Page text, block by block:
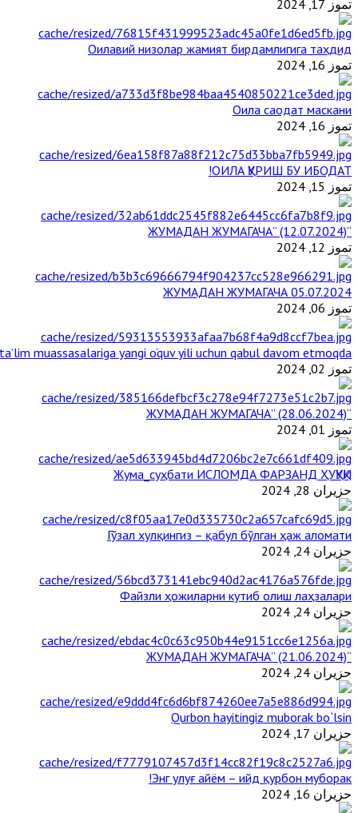
تموز 17, 2024
Оилавий низолар жамият бирдамлигига таҳдид
تموز 16, 2024
Оила саодат маскани
تموز 16, 2024
ОИЛА ҚУРИШ БУ ИБОДАТ!
تموز 15, 2024
“ЖУМАДАН ЖУМАГАЧА” (12.07.2024)
تموز 12, 2024
ЖУМАДАН ЖУМАГАЧА 05.07.2024
تموز 06, 2024
muassasalariga yangi o‘quv yili uchun qabul davom etmoqda
تموز 02, 2024
“ЖУМАДАН ЖУМАГАЧА” (28.06.2024)
تموز 01, 2024
Жума_суҳбати ИСЛОМДА ФАРЗАНД ҲУҚУҚИ
حزيران 28, 2024
Гўзал хулқингиз – қабул бўлган ҳаж аломати
حزيران 24, 2024
Файзли ҳожиларни кутиб олиш лаҳзалари
حزيران 24, 2024
“ЖУМАДАН ЖУМАГАЧА” (21.06.2024)
حزيران 24, 2024
Qurbon hayitingiz muborak bo`lsin
حزيران 17, 2024
Энг улуғ айём – ийд қурбон муборак!
حزيران 16, 2024